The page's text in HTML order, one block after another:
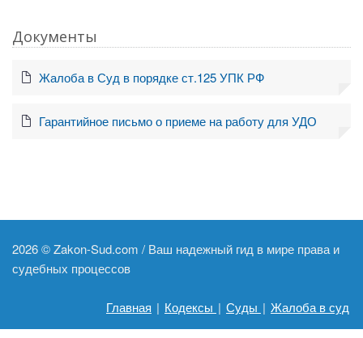
Документы
Жалоба в Суд в порядке ст.125 УПК РФ
Гарантийное письмо о приеме на работу для УДО
2026 ©Zakon-Sud.com / Ваш надежный гид в мире права и
судебных процессов
Главная | Кодексы | Суды | Жалоба в суд